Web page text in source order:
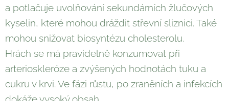
a potlačuje uvolňování sekundárních žlučových
kyselin, které mohou dráždit střevní sliznici. Také
mohou snižovat biosyntézu cholesterolu.
Hrách se má pravidelně konzumovat při
arterioskleróze a zvýšených hodnotách tuku a
cukru v krvi. Ve fázi růstu, po zraněních a infekcích